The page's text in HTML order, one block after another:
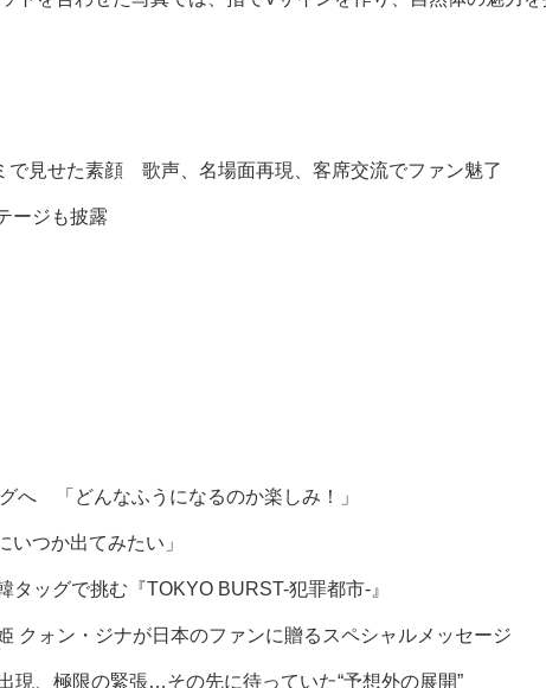
で見せた素顔 歌声、名場面再現、客席交流でファン魅了
ージも披露
へ 「どんなふうになるのか楽しみ！」
いつか出てみたい」
ッグで挑む『TOKYO BURST-犯罪都市-』
クォン・ジナが日本のファンに贈るスペシャルメッセージ
現、極限の緊張…その先に待っていた“予想外の展開”